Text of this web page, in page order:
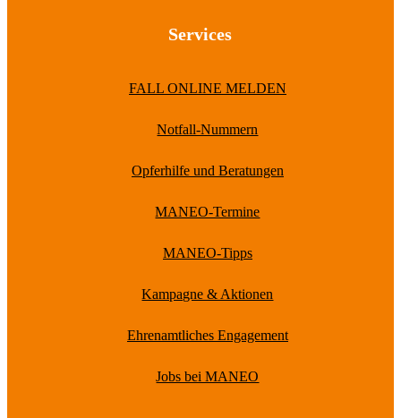
Services
FALL ONLINE MELDEN
Notfall-Nummern
Opferhilfe und Beratungen
MANEO-Termine
MANEO-Tipps
Kampagne & Aktionen
Ehrenamtliches Engagement
Jobs bei MANEO